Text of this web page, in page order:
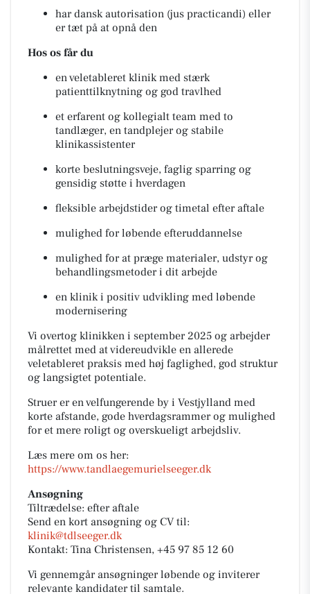
har dansk autorisation (jus practicandi) eller
er tæt på at opnå den
Hos os får du
en veletableret klinik med stærk
patienttilknytning og god travlhed
et erfarent og kollegialt team med to
tandlæger, en tandplejer og stabile
klinikassistenter
korte beslutningsveje, faglig sparring og
gensidig støtte i hverdagen
fleksible arbejdstider og timetal efter aftale
mulighed for løbende efteruddannelse
mulighed for at præge materialer, udstyr og
behandlingsmetoder i dit arbejde
en klinik i positiv udvikling med løbende
modernisering
Vi overtog klinikken i september 2025 og arbejder
målrettet med at videreudvikle en allerede
veletableret praksis med høj faglighed, god struktur
og langsigtet potentiale.
Struer er en velfungerende by i Vestjylland med
korte afstande, gode hverdagsrammer og mulighed
for et mere roligt og overskueligt arbejdsliv.
Læs mere om os her:
https://www.tandlaegemurielseeger.dk
Ansøgning
Tiltrædelse: efter aftale
Send en kort ansøgning og CV til:
klinik@tdlseeger.dk
Kontakt: Tina Christensen, +45 97 85 12 60
Vi gennemgår ansøgninger løbende og inviterer
relevante kandidater til samtale.